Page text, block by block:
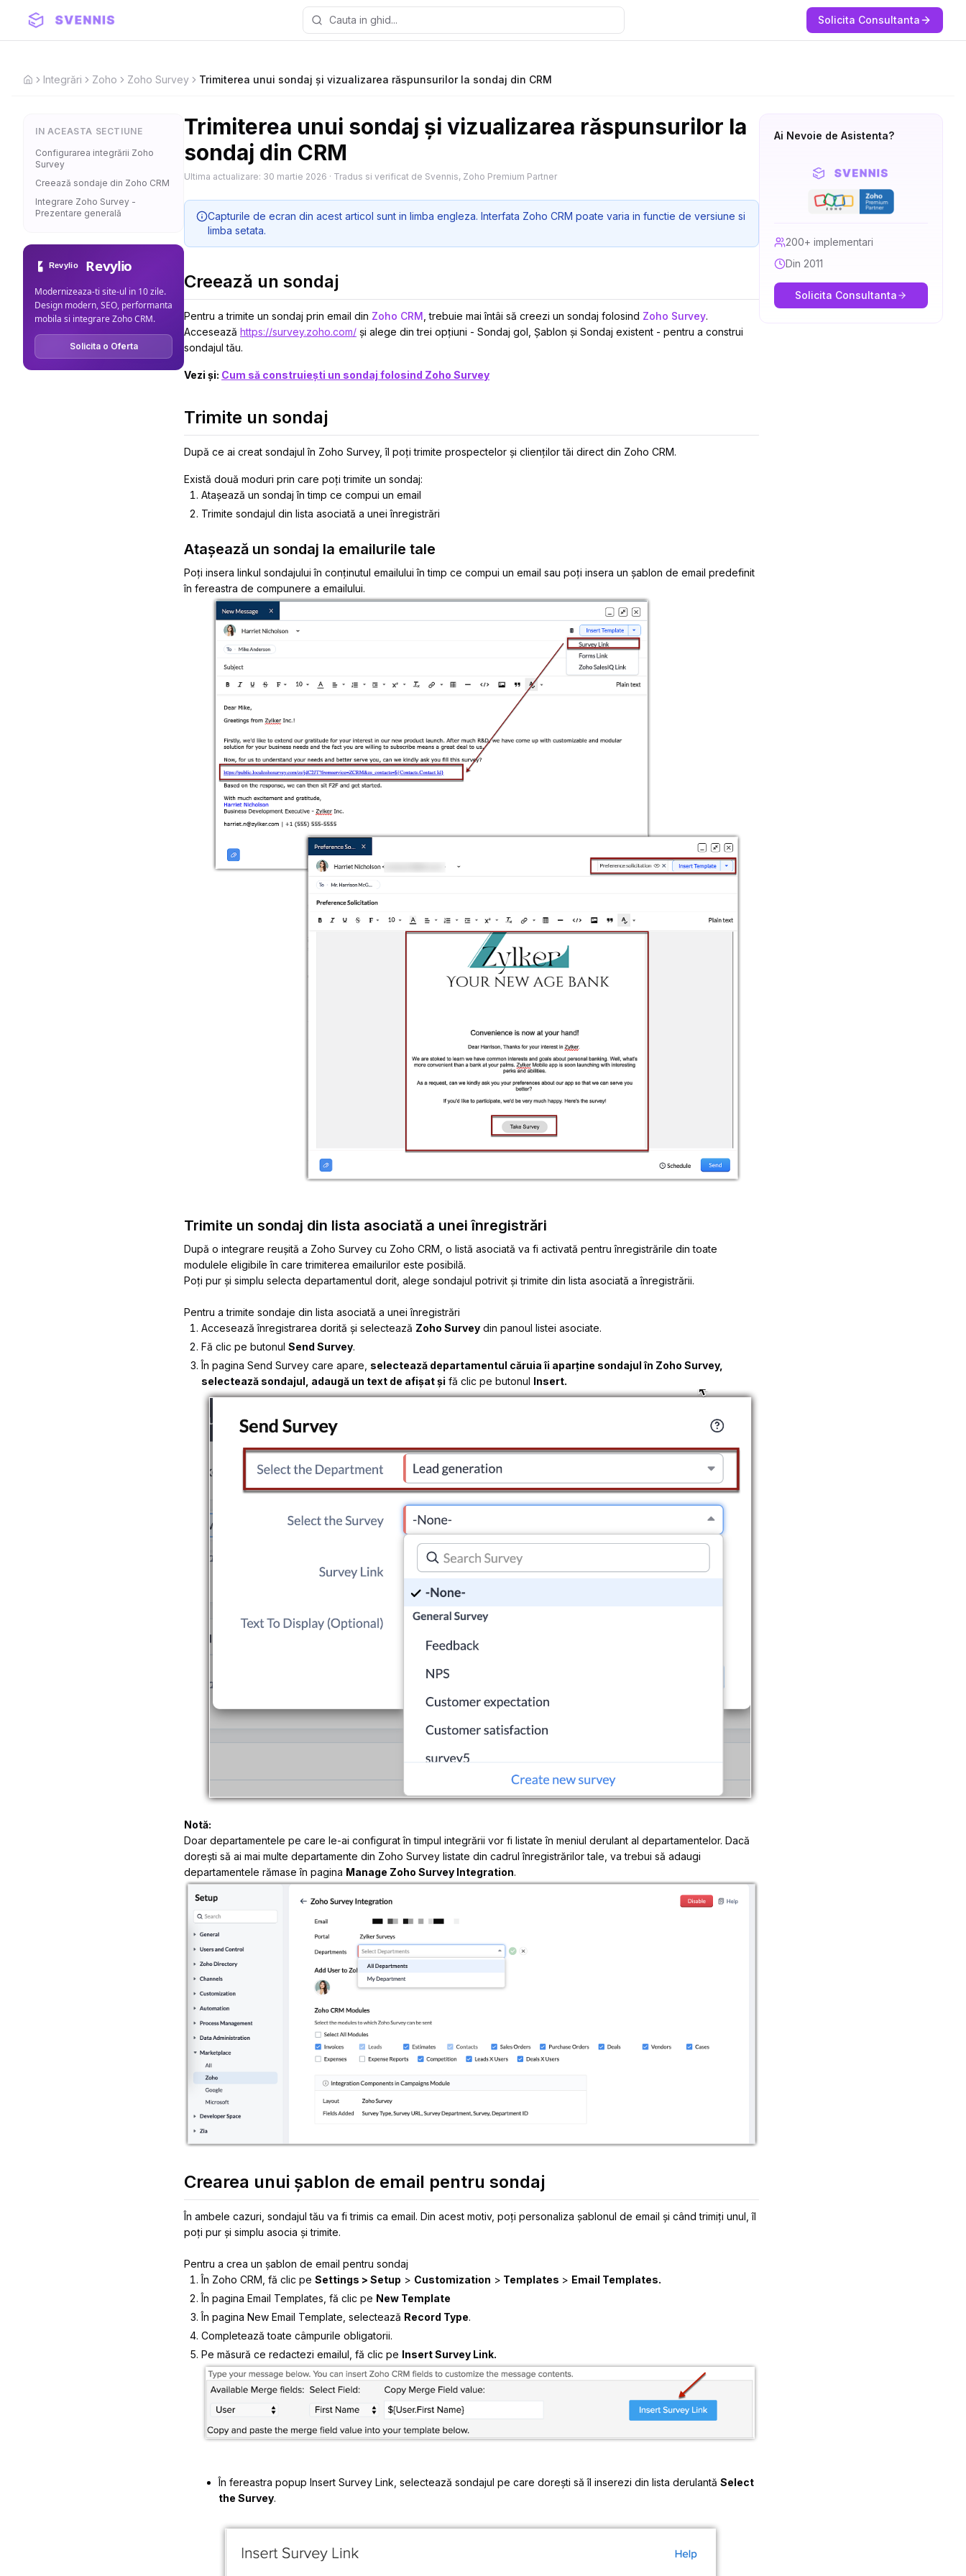
Solicita Consultanta
HomeIntegrări Zoho Zoho Survey Trimiterea unui sondaj și vizualizarea răspunsurilor la sondaj din CRM
IN ACEASTA SECTIUNE
Configurarea integrării Zoho
Survey
Creează sondaje din Zoho CRM
Integrare Zoho Survey -
Prezentare generală
Revylio
Modernizeaza-ti site-ul in 10 zile.
Design modern, SEO, performanta
mobila si integrare Zoho CRM.
Solicita o Oferta
Trimiterea unui sondaj și vizualizarea răspunsurilor la
sondaj din CRM
Ultima actualizare: 30 martie 2026 · Tradus si verificat de Svennis, Zoho Premium Partner
Capturile de ecran din acest articol sunt in limba engleza. Interfata Zoho CRM poate varia in functie de versiune si
limba setata.
Creează un sondaj
Pentru a trimite un sondaj prin email din Zoho CRM , trebuie mai întâi să creezi un sondaj folosind Zoho Survey.
Accesează https://survey.zoho.com/ și alege din trei opțiuni - Sondaj gol, Șablon și Sondaj existent - pentru a construi
sondajul tău.
Vezi și: Cum să construiești un sondaj folosind Zoho Survey
Trimite un sondaj
După ce ai creat sondajul în Zoho Survey,îl poți trimite prospectelor și clienților tăi direct din Zoho CRM.
Există două moduri prin care poți trimite un sondaj:
Atașează un sondaj în timp ce compui un email
Trimite sondajul din lista asociată a unei înregistrări
Atașează un sondaj la emailurile tale
Poți insera linkul sondajului în conținutul emailului în timp ce compui un email sau poți insera un șablon de email predefinit
în fereastra de compunere a emailului.
Trimite un sondaj din lista asociată a unei înregistrări
După o integrare reușită a Zoho Survey cu Zoho CRM, o listă asociată va fi activată pentru înregistrările din toate
modulele eligibile în care trimiterea emailurilor este posibilă.
Poți pur și simplu selecta departamentul dorit, alege sondajul potrivit și trimite din lista asociată a înregistrării.
Pentru a trimite sondaje din lista asociată a unei înregistrări
Accesează înregistrarea dorită și selectează Zoho Survey din panoul listei asociate.
Fă clic pe butonul Send Survey.
În pagina Send Survey care apare, selectează departamentul căruia îi aparține sondajul în Zoho Survey,
selectează sondajul, adaugă un text de afișat și fă clic pe butonul Insert.
Notă:
Doar departamentele pe care le-ai configurat în timpul integrării vor fi listate în meniul derulant al departamentelor. Dacă
dorești să ai mai multe departamente din Zoho Survey listate din cadrul înregistrărilor tale, va trebui să adaugi
departamentele rămase în pagina Manage Zoho Survey Integration.
Crearea unui șablon de email pentru sondaj
În ambele cazuri, sondajul tău va fi trimis ca email. Din acest motiv, poți personaliza șablonul de email și când trimiți unul, îl
poți pur și simplu asocia și trimite.
Pentru a crea un șablon de email pentru sondaj
În Zoho CRM, fă clic pe Settings > Setup > Customization > Templates > Email Templates.
În pagina Email Templates , fă clic pe New Template
În pagina New Email Template , selectează Record Type.
Completează toate câmpurile obligatorii.
Pe măsură ce redactezi emailul, fă clic pe Insert Survey Link.
În fereastra popup Insert Survey Link , selectează sondajul pe care dorești să îl inserezi din lista derulantă Select
the Survey.
Ai Nevoie de Asistenta?
200+ implementari
Din 2011
Solicita Consultanta